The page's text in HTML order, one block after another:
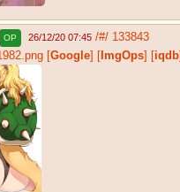
OP 26/12/20 07:45 /#/ 133843
Google ImgOps iqdb